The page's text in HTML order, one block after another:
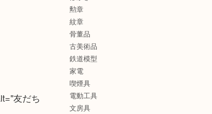
友だち
勲章
紋章
骨董品
古美術品
鉄道模型
家電
喫煙具
電動工具
文房具